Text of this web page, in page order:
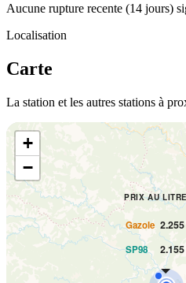
Aucune rupture recente (14 jours)
Localisation
Carte
La station et les autres stations à
PRIX AU LITRE
Gazole
SP98
+
−